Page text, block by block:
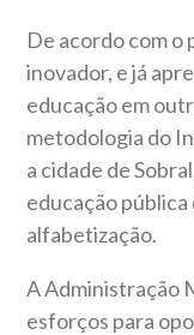
De acordo com
inovador, e já
educação em
metodologia do
a cidade de
educação pública
alfabetização.
A Administração
esforços para